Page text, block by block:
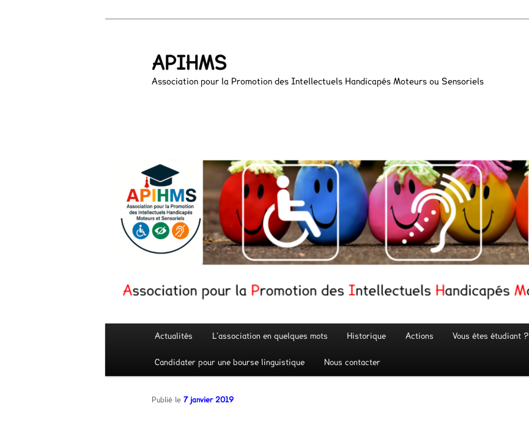
APIHMS
Association pour la Promotion des Intellectuels Handicapés Moteurs ou Sensoriels
Aller
au
contenu
Actualités L’association en quelques mots Historique Actions Vous êtes étudiant ?
Candidater pour une bourse linguistique Nous contacter
Publié le 7 janvier 2019